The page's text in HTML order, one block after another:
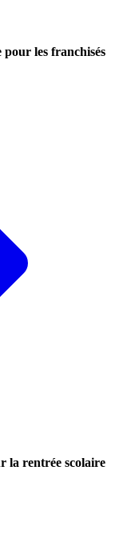
pour les franchisés
la rentrée scolaire